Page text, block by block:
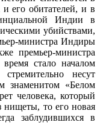
его обитателей, и в
Индии в
убийствами,
министра Индиры
премьер-министра
стало началом
несут
знаменитом «Белом
человека, который
нищеты, то его новая
заблудившихся в